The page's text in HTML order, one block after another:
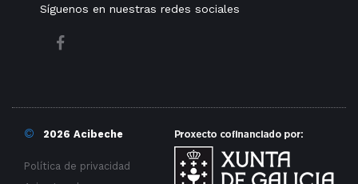
Síguenos en nuestras redes sociales
© 2026 Acibeche
Política de privacidad